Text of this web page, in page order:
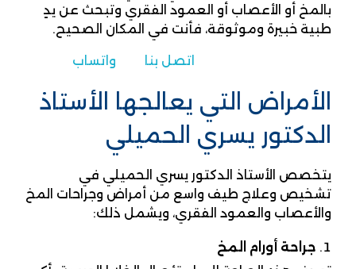
بالمخ أو الأعصاب أو العمود الفقري وتبحث عن يدٍ
طبية خبيرة وموثوقة، فأنت في المكان الصحيح.
اتصل بنا واتساب
الأمراض التي يعالجها الأستاذ
الدكتور يسري الحميلي
يتخصص الأستاذ الدكتور يسري الحميلي في
تشخيص وعلاج طيف واسع من أمراض وجراحات المخ
والأعصاب والعمود الفقري، ويشمل ذلك:
جراحة أورام المخ